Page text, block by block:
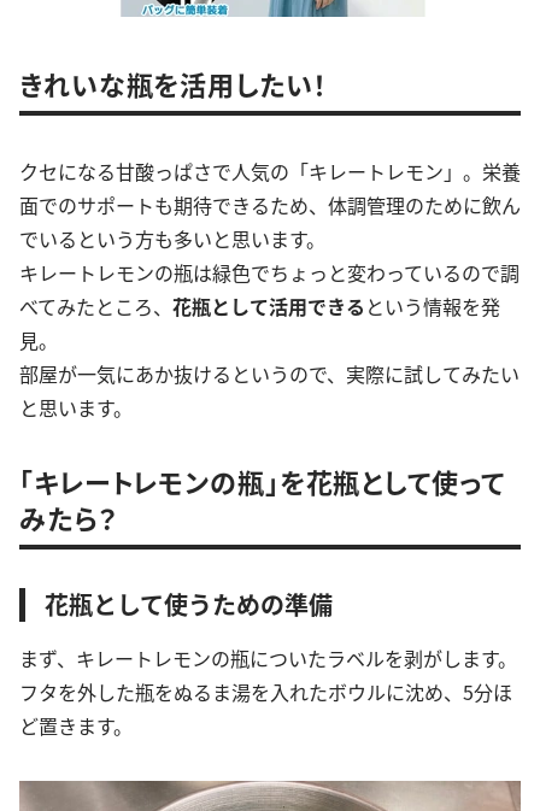
きれいな瓶を活用したい！
クセになる甘酸っぱさで人気の「キレートレモン」。栄養
面でのサポートも期待できるため、体調管理のために飲ん
でいるという方も多いと思います。
キレートレモンの瓶は緑色でちょっと変わっているので調
べてみたところ、 花瓶として活用できる という情報を発
見。
部屋が一気にあか抜けるというので、実際に試してみたい
と思います。
「キレートレモンの瓶」を花瓶として使って
みたら？
花瓶として使うための準備
まず、キレートレモンの瓶についたラベルを剥がします。
フタを外した瓶をぬるま湯を入れたボウルに沈め、5分ほ
ど置きます。